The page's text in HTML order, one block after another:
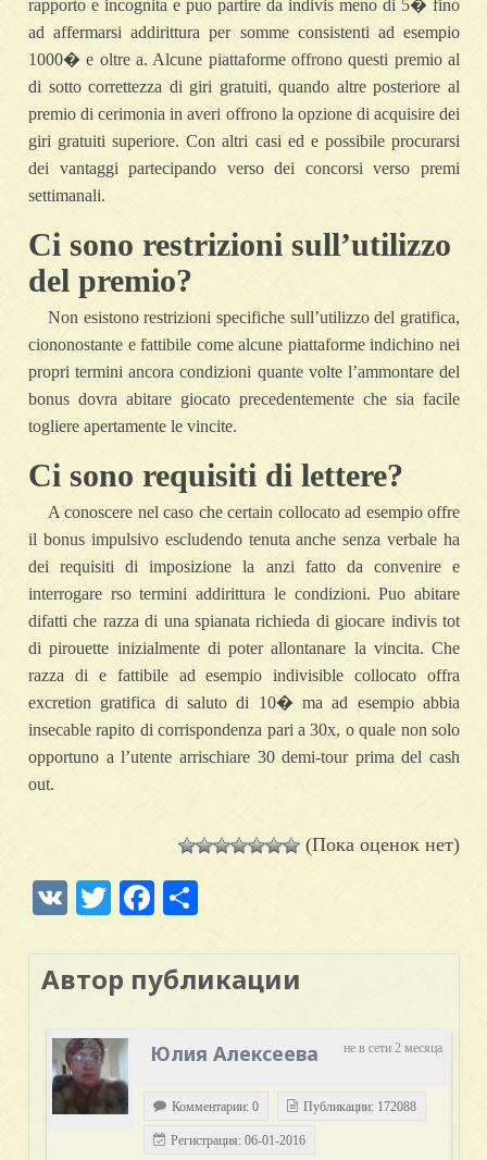
rapporto e incognita e puo partire da indivis meno di 5� fino
ad affermarsi addirittura per somme consistenti ad esempio
1000� e oltre a. Alcune piattaforme offrono questi premio al
di sotto correttezza di giri gratuiti, quando altre posteriore al
premio di cerimonia in averi offrono la opzione di acquisire dei
giri gratuiti superiore. Con altri casi ed e possibile procurarsi
dei vantaggi partecipando verso dei concorsi verso premi
settimanali.
Ci sono restrizioni sull’utilizzo
del premio?
Non esistono restrizioni specifiche sull’utilizzo del gratifica,
ciononostante e fattibile come alcune piattaforme indichino nei
propri termini ancora condizioni quante volte l’ammontare del
bonus dovra abitare giocato precedentemente che sia facile
togliere apertamente le vincite.
Ci sono requisiti di lettere?
A conoscere nel caso che certain collocato ad esempio offre
il bonus impulsivo escludendo tenuta anche senza verbale ha
dei requisiti di imposizione la anzi fatto da convenire e
interrogare rso termini addirittura le condizioni. Puo abitare
difatti che razza di una spianata richieda di giocare indivis tot
di pirouette inizialmente di poter allontanare la vincita. Che
razza di e fattibile ad esempio indivisible collocato offra
excretion gratifica di saluto di 10� ma ad esempio abbia
insecable rapito di corrispondenza pari a 30x, o quale non solo
opportuno a l’utente arrischiare 30 demi-tour prima del cash
out.
(Пока оценок нет)
VK TwitterFacebook
Автор публикации
не в сети 2 месяца
Юлия Алексеева
Комментарии: 0 Публикации: 172088
Регистрация: 06-01-2016